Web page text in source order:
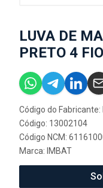
LUVA DE
PRETO 4
Código do Fabricante:
Código: 13002104
Código NCM:
Marca: IMBAT